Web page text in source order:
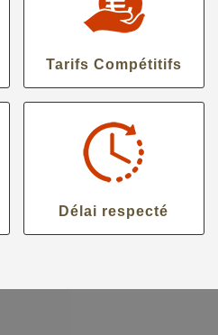
Tarifs Compétitifs
Délai respecté